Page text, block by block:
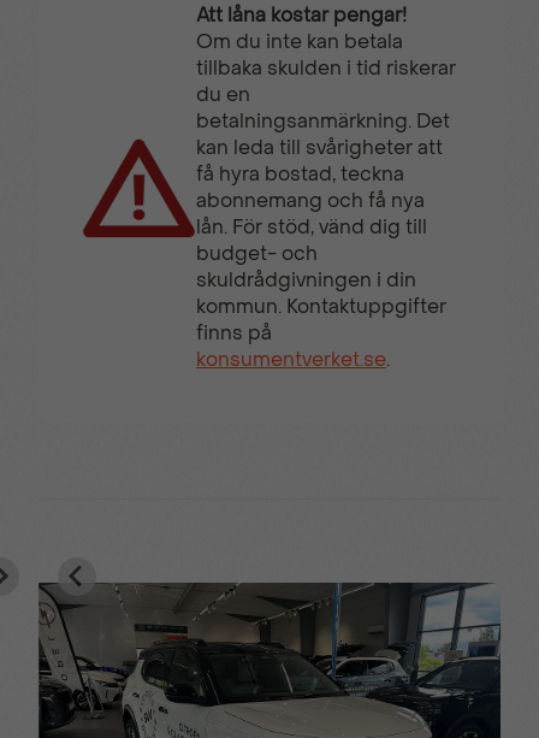
Att låna kostar pengar!
Om du inte kan betala
tillbaka skulden i tid riskerar
du en
betalningsanmärkning. Det
kan leda till svårigheter att
få hyra bostad, teckna
abonnemang och få nya
lån. För stöd, vänd dig till
budget- och
skuldrådgivningen i din
kommun. Kontaktuppgifter
finns på
konsumentverket.se.